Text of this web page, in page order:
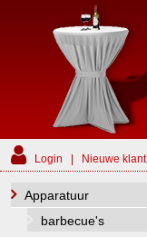
Login Nieuwe klant
Apparatuur
barbecue's